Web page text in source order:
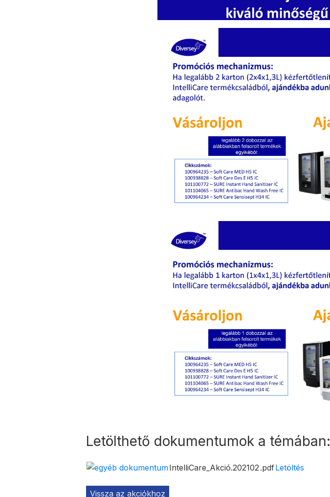
Letölthető dokumentumok a témában:
IntelliCare_Akció.202102 .pdfLetöltés
Vissza az akciókhoz